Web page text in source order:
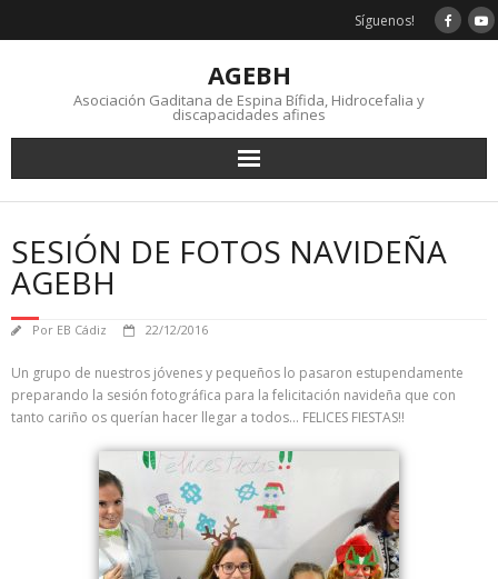
Síguenos!
AGEBH
Asociación Gaditana de Espina Bífida, Hidrocefalia y
discapacidades afines
SESIÓN DE FOTOS NAVIDEÑA
AGEBH
Por EB Cádiz 22/12/2016
Un grupo de nuestros jóvenes y pequeños lo pasaron estupendamente
preparando la sesión fotográfica para la felicitación navideña que con
tanto cariño os querían hacer llegar a todos… FELICES FIESTAS!!